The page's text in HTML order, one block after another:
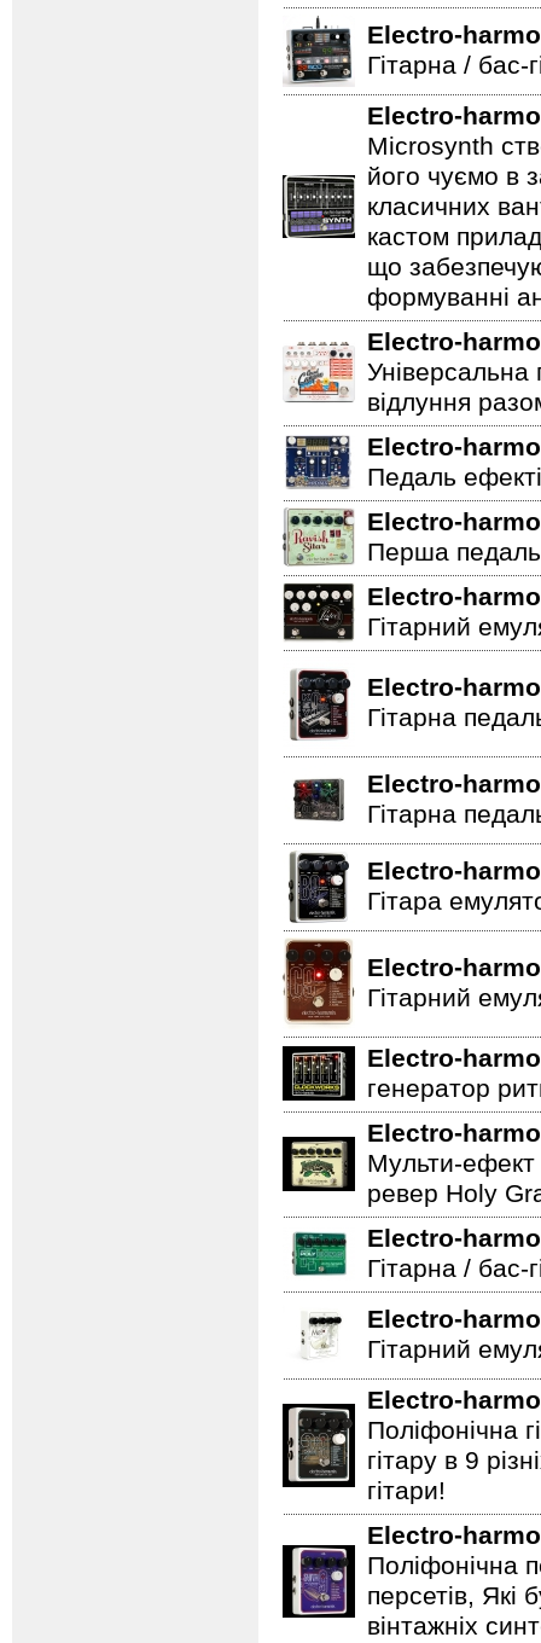
Electro-
Гітарна / бас-
Electro-
Microsynth
його чуємо в
класичних
кастом
що
формуванні
Electro-
Універсальна
відлуння
Electro-
Педаль
Electro-
Перша
Electro-
Гітарний
Electro-
Гітарна
Electro-
Гітарна
Electro-
Гітара
Electro-
Гітарний
Electro-
генератор
Electro-
Мульти-ефект
ревер Holy
Electro-
Гітарна / бас-
Electro-
Гітарний
Electro-
Поліфонічна
гітару в 9
гітари!
Electro-
Поліфонічна
персетів, Які
вінтажніх